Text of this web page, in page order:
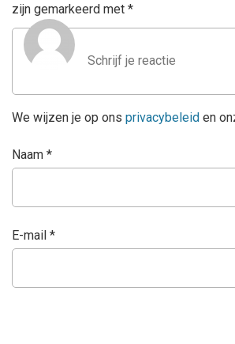
zijn gemarkeerd met *
We wijzen je op ons privacybeleid en
Naam *
E-mail *